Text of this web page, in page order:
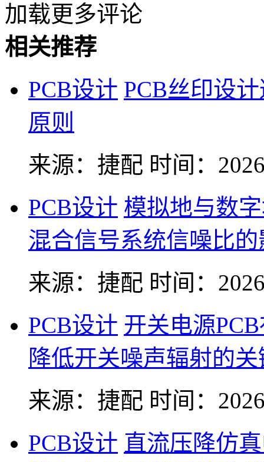
加载更多评论
相关推荐
PCB设计 PCB丝印设
原则
来源：捷配 时间：
PCB设计 模拟地与数
混合信号系统信噪比的
来源：捷配 时间：
PCB设计 开关电源
降低开关噪声辐射的
来源：捷配 时间：
PCB设计 直流压降仿